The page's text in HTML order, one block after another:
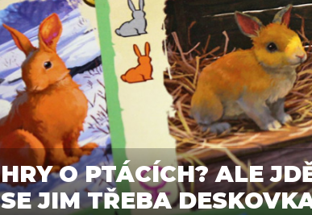
HRY O PTÁCÍCH? ALE
SE JIM TŘEBA